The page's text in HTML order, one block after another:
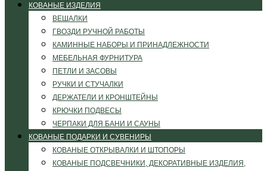
КОВАНЫЕ ИЗДЕЛИЯ
ВЕШАЛКИ
ГВОЗДИ РУЧНОЙ РАБОТЫ
КАМИННЫЕ НАБОРЫ И ПРИНАДЛЕЖНОСТИ
МЕБЕЛЬНАЯ ФУРНИТУРА
ПЕТЛИ И ЗАСОВЫ
РУЧКИ И СТУЧАЛКИ
ДЕРЖАТЕЛИ И КРОНШТЕЙНЫ
КРЮЧКИ ПОДВЕСЫ
ЧЕРПАКИ ДЛЯ БАНИ И САУНЫ
КОВАНЫЕ ПОДАРКИ И СУВЕНИРЫ
КОВАНЫЕ ОТКРЫВАЛКИ И ШТОПОРЫ
КОВАНЫЕ ПОДСВЕЧНИКИ, ДЕКОРАТИВНЫЕ ИЗДЕЛИЯ,